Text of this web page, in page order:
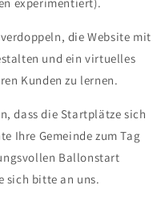
experimentiert).
die Website mit
und ein virtuelles
Kunden zu lernen.
dass die Startplätze sich
Ihre Gemeinde zum Tag
Ballonstart
sich bitte an uns.